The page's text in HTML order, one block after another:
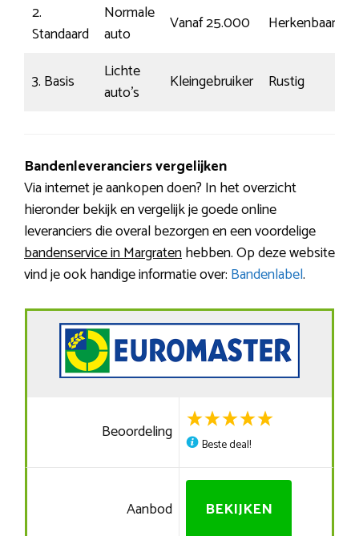
2.
Standaard
Normale
auto
Vanaf 25.000 Herkenbaar
3. Basis
Lichte
auto’s
Kleingebruiker Rustig
Bandenleveranciers vergelijken
Via internet je aankopen doen? In het overzicht
hieronder bekijk en vergelijk je goede online
leveranciers die overal bezorgen en een voordelige
bandenservice in Margratenhebben. Op deze website
vind je ook handige informatie over: Bandenlabel.
Beoordeling
Beste deal!
Aanbod BEKIJKEN